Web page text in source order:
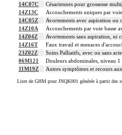
14C07C
Césariennes pour grossesse
14Z13C
Accouchements uniques par
14C05Z
Avortements avec aspiration ou
14Z10A
Accouchements par voie basse
14Z04Z
Avortements sans aspiration, ni
14Z16T
Faux travail et menaces
23Z02Z
Soins Palliatifs, avec ou sans acte
06M121
Douleurs abdominales, niveau 1
11M19Z
Autres symptômes et recours
Liste de GHM pour JNQK001 générée à partir des